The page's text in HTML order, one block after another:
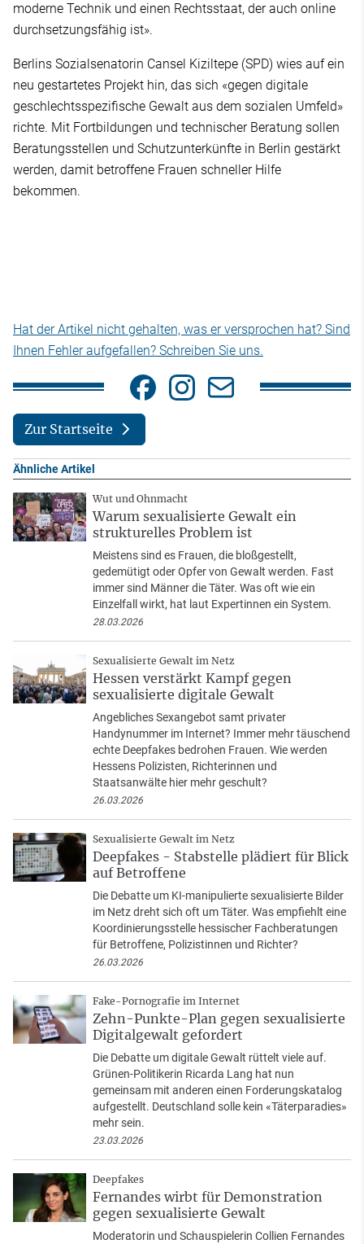
moderne Technik und einen Rechtsstaat, der auch online
durchsetzungsfähig ist».
Berlins Sozialsenatorin Cansel Kiziltepe (SPD) wies auf ein
neu gestartetes Projekt hin, das sich «gegen digitale
geschlechtsspezifische Gewalt aus dem sozialen Umfeld»
richte. Mit Fortbildungen und technischer Beratung sollen
Beratungsstellen und Schutzunterkünfte in Berlin gestärkt
werden, damit betroffene Frauen schneller Hilfe
bekommen.
Hat der Artikel nicht gehalten, was er versprochen hat? Sind
Ihnen Fehler aufgefallen? Schreiben Sie uns.
Zur Startseite
Ähnliche Artikel
Wut und Ohnmacht
Warum sexualisierte Gewalt ein
strukturelles Problem ist
Meistens sind es Frauen, die bloßgestellt,
gedemütigt oder Opfer von Gewalt werden. Fast
immer sind Männer die Täter. Was oft wie ein
Einzelfall wirkt, hat laut Expertinnen ein System.
28.03.2026
Sexualisierte Gewalt im Netz
Hessen verstärkt Kampf gegen
sexualisierte digitale Gewalt
Angebliches Sexangebot samt privater
Handynummer im Internet? Immer mehr täuschend
echte Deepfakes bedrohen Frauen. Wie werden
Hessens Polizisten, Richterinnen und
Staatsanwälte hier mehr geschult?
26.03.2026
Sexualisierte Gewalt im Netz
Deepfakes - Stabstelle plädiert für Blick
auf Betroffene
Die Debatte um KI-manipulierte sexualisierte Bilder
im Netz dreht sich oft um Täter. Was empfiehlt eine
Koordinierungsstelle hessischer Fachberatungen
für Betroffene, Polizistinnen und Richter?
26.03.2026
Fake-Pornografie im Internet
Zehn-Punkte-Plan gegen sexualisierte
Digitalgewalt gefordert
Die Debatte um digitale Gewalt rüttelt viele auf.
Grünen-Politikerin Ricarda Lang hat nun
gemeinsam mit anderen einen Forderungskatalog
aufgestellt. Deutschland solle kein «Täterparadies»
mehr sein.
23.03.2026
Deepfakes
Fernandes wirbt für Demonstration
gegen sexualisierte Gewalt
Moderatorin und Schauspielerin Collien Fernandes